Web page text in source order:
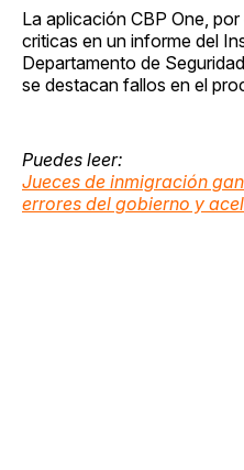
La aplicación CBP One,
criticas en un informe del
Departamento de
se destacan fallos en el
Puedes leer:
Jueces de inmigración
errores del gobierno y